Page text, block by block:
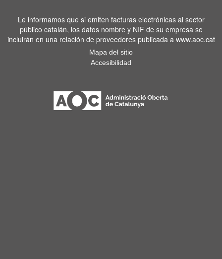
Le informamos que si emiten facturas electrónicas al sector
público catalán, los datos nombre y NIF de su empresa se
incluirán en una relación de proveedores publicada a www.aoc.cat
Mapa del sitio
Accesibilidad